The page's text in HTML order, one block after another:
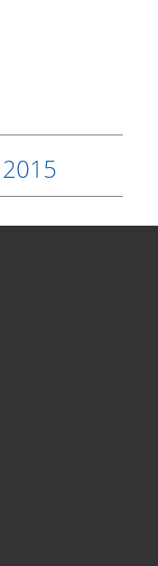
2015